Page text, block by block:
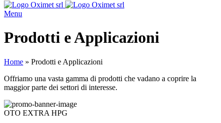
Menu
Prodotti e Applicazioni
Home » Prodotti e Applicazioni
Offriamo una vasta gamma di prodotti che vadano a coprire la
maggior parte dei settori di interesse.
OTO EXTRA HPG